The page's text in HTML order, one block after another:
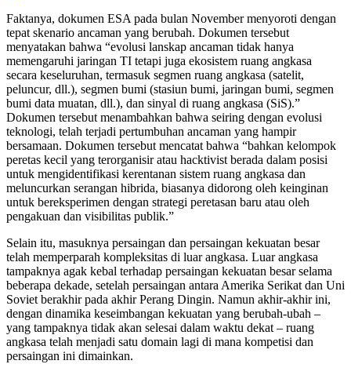
Faktanya, dokumen ESA pada bulan November menyoroti dengan
tepat skenario ancaman yang berubah. Dokumen tersebut
menyatakan bahwa “evolusi lanskap ancaman tidak hanya
memengaruhi jaringan TI tetapi juga ekosistem ruang angkasa
secara keseluruhan, termasuk segmen ruang angkasa (satelit,
peluncur, dll.), segmen bumi (stasiun bumi, jaringan bumi, segmen
bumi data muatan, dll.), dan sinyal di ruang angkasa (SiS).”
Dokumen tersebut menambahkan bahwa seiring dengan evolusi
teknologi, telah terjadi pertumbuhan ancaman yang hampir
bersamaan. Dokumen tersebut mencatat bahwa “bahkan kelompok
peretas kecil yang terorganisir atau hacktivist berada dalam posisi
untuk mengidentifikasi kerentanan sistem ruang angkasa dan
meluncurkan serangan hibrida, biasanya didorong oleh keinginan
untuk bereksperimen dengan strategi peretasan baru atau oleh
pengakuan dan visibilitas publik.”
Selain itu, masuknya persaingan dan persaingan kekuatan besar
telah memperparah kompleksitas di luar angkasa. Luar angkasa
tampaknya agak kebal terhadap persaingan kekuatan besar selama
beberapa dekade, setelah persaingan antara Amerika Serikat dan Uni
Soviet berakhir pada akhir Perang Dingin. Namun akhir-akhir ini,
dengan dinamika keseimbangan kekuatan yang berubah-ubah –
yang tampaknya tidak akan selesai dalam waktu dekat – ruang
angkasa telah menjadi satu domain lagi di mana kompetisi dan
persaingan ini dimainkan.